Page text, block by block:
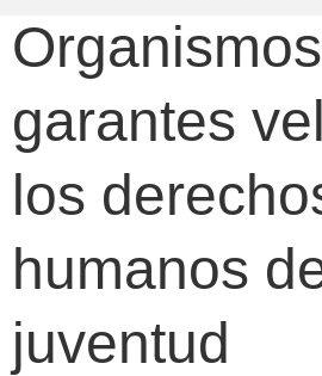
Organismos
garantes
los
humanos
juventud